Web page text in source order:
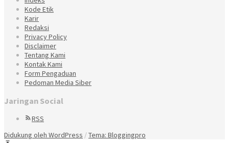
Kode Etik
Karir
Redaksi
Privacy Policy
Disclaimer
Tentang Kami
Kontak Kami
Form Pengaduan
Pedoman Media Siber
Jaringan Social
RSS
Didukung oleh WordPress /Tema: Bloggingpro